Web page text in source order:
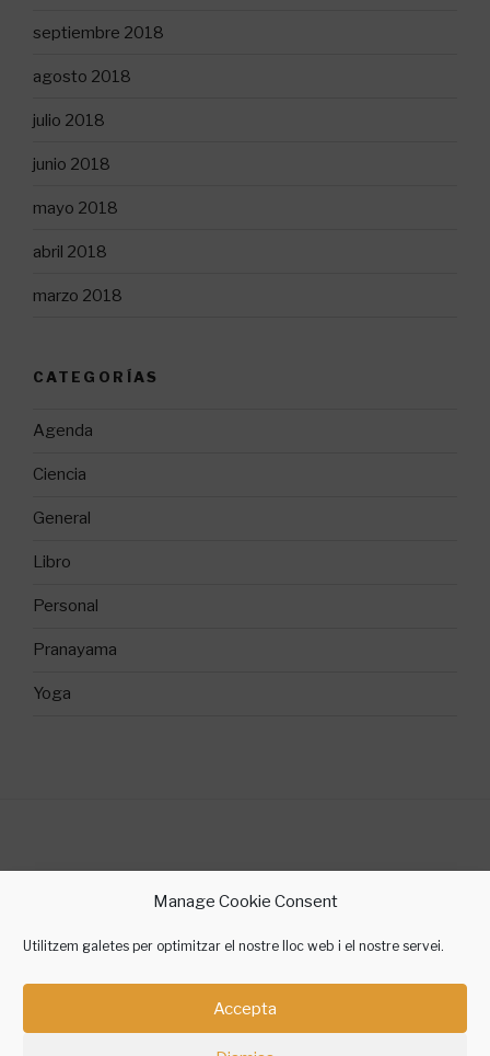
Manage Cookie Consent
Utilitzem galetes per optimitzar el nostre lloc web i el nostre servei.
Accepta
septiembre 2018
agosto 2018
julio 2018
junio 2018
mayo 2018
abril 2018
marzo 2018
CATEGORÍAS
Agenda
Ciencia
General
Libro
Personal
Pranayama
Yoga
contacte @ silviagallegoyoga.cat
InstagramFacebookTwitterTelegramAmazon